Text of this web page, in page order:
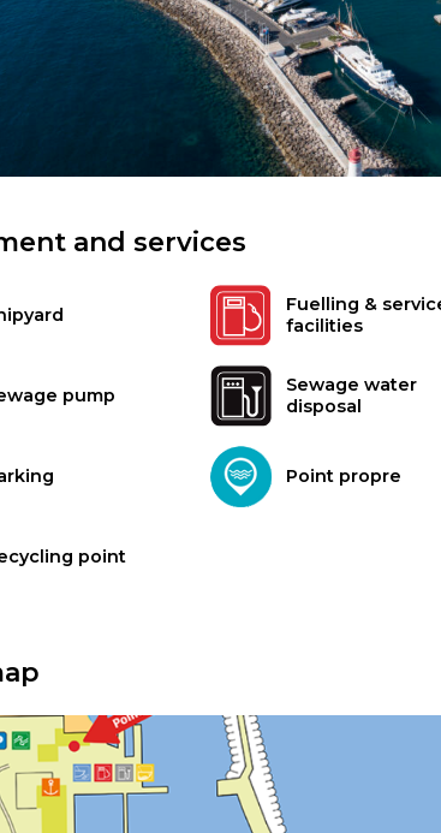
and services
Fuelling &
facilities
pump
Sewage water
disposal
Point propre
point